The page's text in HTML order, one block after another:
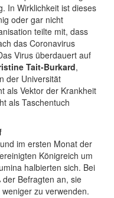
In Wirklichkeit ist dieses
oder gar nicht
teilte mit, dass
das Coronavirus
Virus überdauert auf
Tait-Burkard,
der Universität
als Vektor der Krankheit
als Taschentuch
im ersten Monat der
Königreich um
halbierten sich. Bei
Befragten an, sie
zu verwenden.